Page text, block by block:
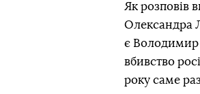
Як розповів
Олександра
є Володимир
вбивство
року саме